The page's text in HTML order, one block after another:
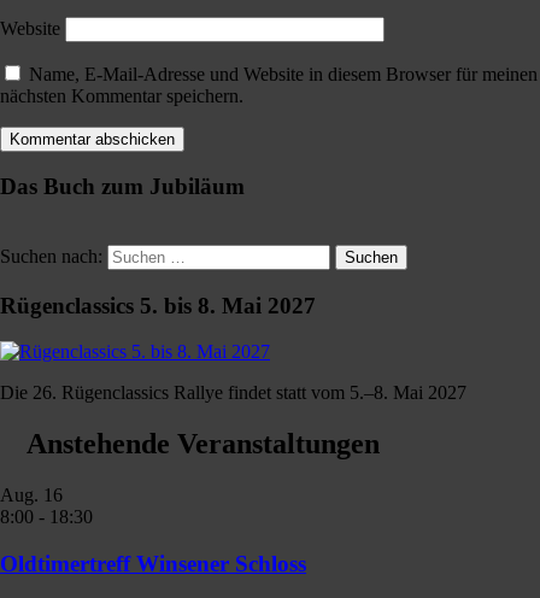
Website
Name, E-Mail-Adresse und Website in diesem Browser für meinen
nächsten Kommentar speichern.
Das Buch zum Jubiläum
Suchen nach: Suchen
Rügenclassics 5. bis 8. Mai 2027
Die 26. Rügenclassics Rallye findet statt vom 5.–8. Mai 2027
Anstehende Veranstaltungen
Aug. 16
8:00 - 18:30
Oldtimertreff Winsener Schloss